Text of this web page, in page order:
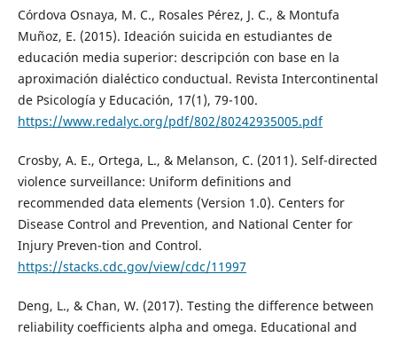
Córdova Osnaya, M. C., Rosales Pérez, J. C., & Montufa
Muñoz, E. (2015). Ideación suicida en estudiantes de
educación media superior: descripción con base en la
aproximación dialéctico conductual. Revista Intercontinental
de Psicología y Educación, 17(1), 79-100.
https://www.redalyc.org/pdf/802/80242935005.pdf
Crosby, A. E., Ortega, L., & Melanson, C. (2011). Self-directed
violence surveillance: Uniform definitions and
recommended data elements (Version 1.0). Centers for
Disease Control and Prevention, and National Center for
Injury Preven-tion and Control.
https://stacks.cdc.gov/view/cdc/11997
Deng, L., & Chan, W. (2017). Testing the difference between
reliability coefficients alpha and omega. Educational and